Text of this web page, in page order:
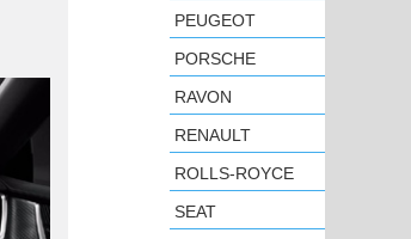
PEUGEOT
PORSCHE
RAVON
RENAULT
ROLLS-ROYCE
SEAT